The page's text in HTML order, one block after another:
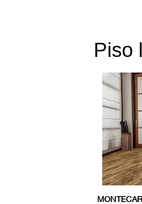
Piso